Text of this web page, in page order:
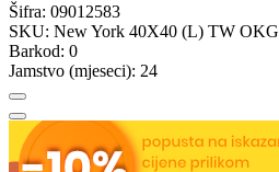
Šifra: 09012583
SKU: New York 40X40 (L) TW OKG
Barkod: 0
Jamstvo (mjeseci): 24